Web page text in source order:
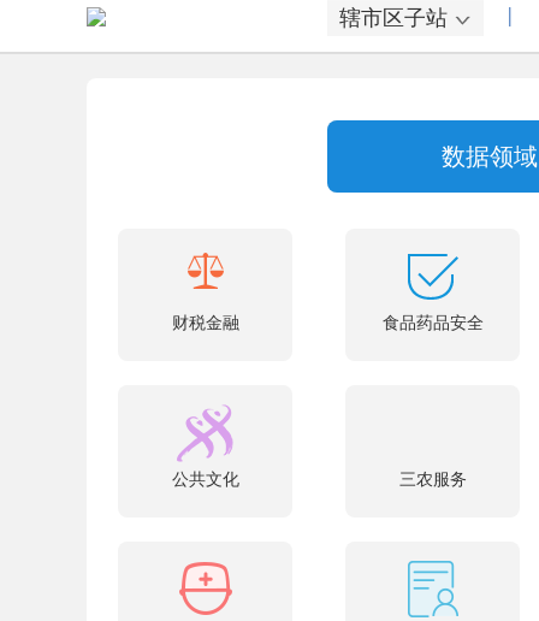
辖市区子站 |
数据领域
财税金融 食品药品安全
公共文化 三农服务